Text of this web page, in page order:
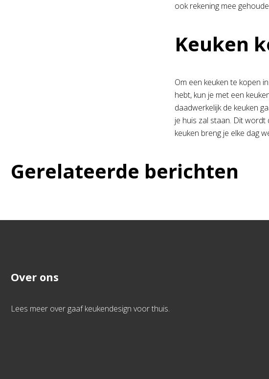
ook rekening mee
Keuken
Om een keuken te kopen
hebt, kun je met een
daadwerkelijk de keuken
je huis zal staan. Dit wordt
keuken breng je elke dag
Gerelateerde berichten
Over ons
Lees meer over gaaf keukendesign voor thuis.